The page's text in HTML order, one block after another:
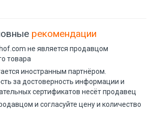
рекомендации
не является продавцом
товара
иностранным партнёром.
за достоверность информации и
сертификатов несёт продавец
и согласуйте цену и количество